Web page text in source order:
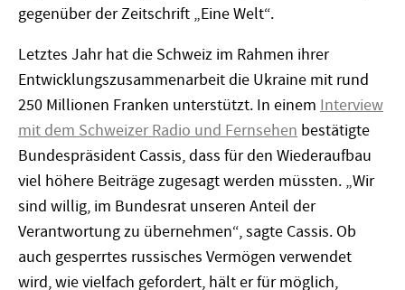
gegenüber der Zeitschrift „Eine Welt“.
Letztes Jahr hat die Schweiz im Rahmen ihrer
Entwicklungszusammenarbeit die Ukraine mit rund
250 Millionen Franken unterstützt. In einem Interview
mit dem Schweizer Radio und Fernsehen bestätigte
Bundespräsident Cassis, dass für den Wiederaufbau
viel höhere Beiträge zugesagt werden müssten. „Wir
sind willig, im Bundesrat unseren Anteil der
Verantwortung zu übernehmen“, sagte Cassis. Ob
auch gesperrtes russisches Vermögen verwendet
wird, wie vielfach gefordert, hält er für möglich,